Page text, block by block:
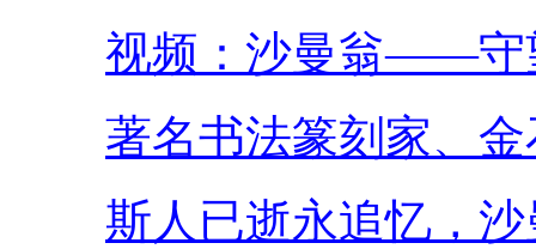
视频：沙曼翁——守
著名书法篆刻家、
斯人已逝永追忆，